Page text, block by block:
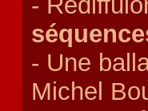
- Une
Michel